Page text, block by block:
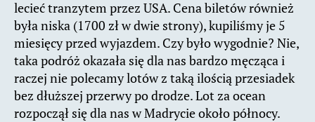
lecieć tranzytem przez USA. Cena biletów również
była niska (1700 zł w dwie strony), kupiliśmy je 5
miesięcy przed wyjazdem. Czy było wygodnie? Nie,
taka podróż okazała się dla nas bardzo męcząca i
raczej nie polecamy lotów z taką ilością przesiadek
bez dłuższej przerwy po drodze. Lot za ocean
rozpoczął się dla nas w Madrycie około północy.